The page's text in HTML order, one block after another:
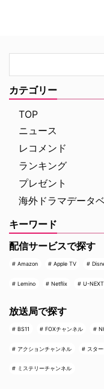
カテゴリー
TOP
ニュース
レコメンド
ランキング
プレゼント
海外ドラマデータ
キーワード
配信サービスで探す
Amazon Apple TV
Lemino Netflix U-NEXT
放送局で探す
BS11 FOXチャンネル
アクションチャンネル スタ
ミステリーチャンネル